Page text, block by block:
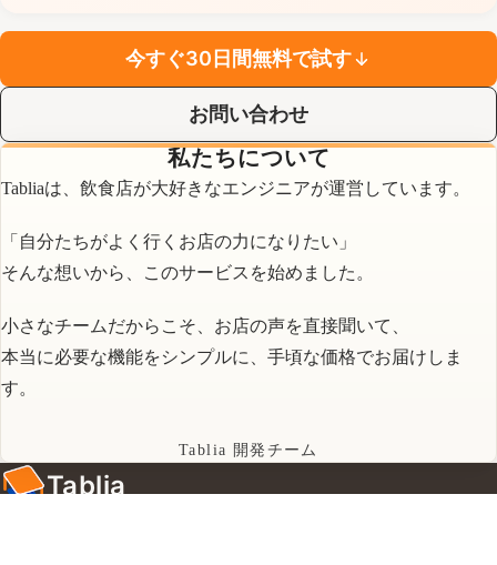
今すぐ30日間無料で試す
お問い合わせ
私たちについて
Tabliaは、飲食店が大好きなエンジニアが運営しています。
「自分たちがよく行くお店の力になりたい」
そんな想いから、このサービスを始めました。
小さなチームだからこそ、お店の声を直接聞いて、
本当に必要な機能をシンプルに、手頃な価格でお届けしま
す。
Tablia 開発チーム
Tablia